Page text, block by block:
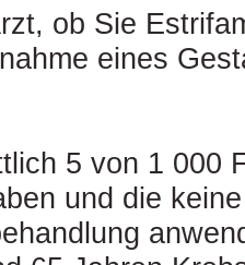
ob Sie
eines
5 von 1 000
und die keine